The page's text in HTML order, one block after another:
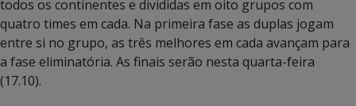
todos os continentes e divididas em oito grupos com
quatro times em cada. Na primeira fase as duplas jogam
entre si no grupo, as três melhores em cada avançam para
a fase eliminatória. As finais serão nesta quarta-feira
(17.10).